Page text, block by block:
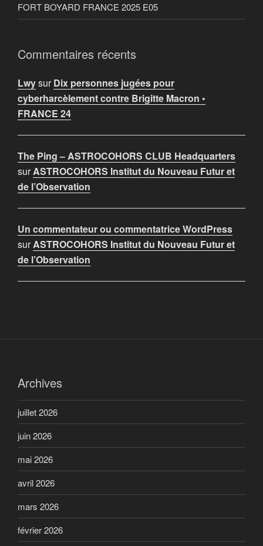
FORT BOYARD FRANCE 2025 E05
Commentaires récents
LwysurDix personnes jugées pour
cyberharcèlement contre Brigitte Macron •
FRANCE 24
The Ping – ASTROCOHORS CLUB Headquarters
surASTROCOHORS Institut du Nouveau Futur et
de l’Observation
Un commentateur ou commentatrice WordPress
surASTROCOHORS Institut du Nouveau Futur et
de l’Observation
Archives
juillet 2026
juin 2026
mai 2026
avril 2026
mars 2026
février 2026